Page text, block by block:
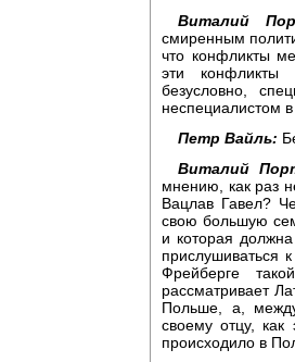
Виталий
смиренным
что конфликты
эти конфликты
безусловно,
неспециалистом
Петр Вайль:
Виталий
мнению, как раз
Вацлав Гавел?
свою большую
и которая
прислушиваться
Фрейберге
рассматривает
Польше, а,
своему отцу,
происходило в